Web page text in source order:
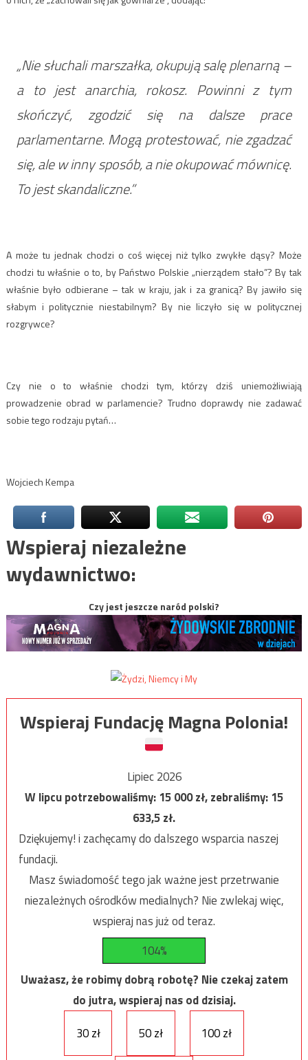
„Nie słuchali marszałka, okupują salę plenarną –
a to jest anarchia, rokosz. Powinni z tym
skończyć, zgodzić się na dalsze prace
parlamentarne. Mogą protestować, nie zgadzać
się, ale w inny sposób, a nie okupować mównicę.
To jest skandaliczne.”
A może tu jednak chodzi o coś więcej niż tylko zwykłe dąsy? Może
chodzi tu właśnie o to, by Państwo Polskie „nierządem stało”? By tak
właśnie było odbierane – tak w kraju, jak i za granicą? By jawiło się
słabym i politycznie niestabilnym? By nie liczyło się w politycznej
rozgrywce?
Czy nie o to właśnie chodzi tym, którzy dziś uniemożliwiają
prowadzenie obrad w parlamencie? Trudno doprawdy nie zadawać
sobie tego rodzaju pytań…
Wojciech Kempa
Wspieraj niezależne
wydawnictwo:
Czy jest jeszcze naród polski?
Wspieraj Fundację Magna Polonia!
Lipiec 2026
W lipcu potrzebowaliśmy:15 000zł, zebraliśmy:15
633,5zł.
Dziękujemy! i zachęcamy do dalszego wsparcia naszej
fundacji.
Masz świadomość tego jak ważne jest przetrwanie
niezależnych ośrodków medialnych? Nie zwlekaj więc,
wspieraj nas już od teraz.
104%
Uważasz, że robimy dobrą robotę? Nie czekaj zatem
do jutra, wspieraj nas od dzisiaj.
30 zł
50 zł 100 zł